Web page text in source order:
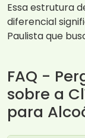
Essa estrutura
diferencial
Paulista que
FAQ -
sobre a
para